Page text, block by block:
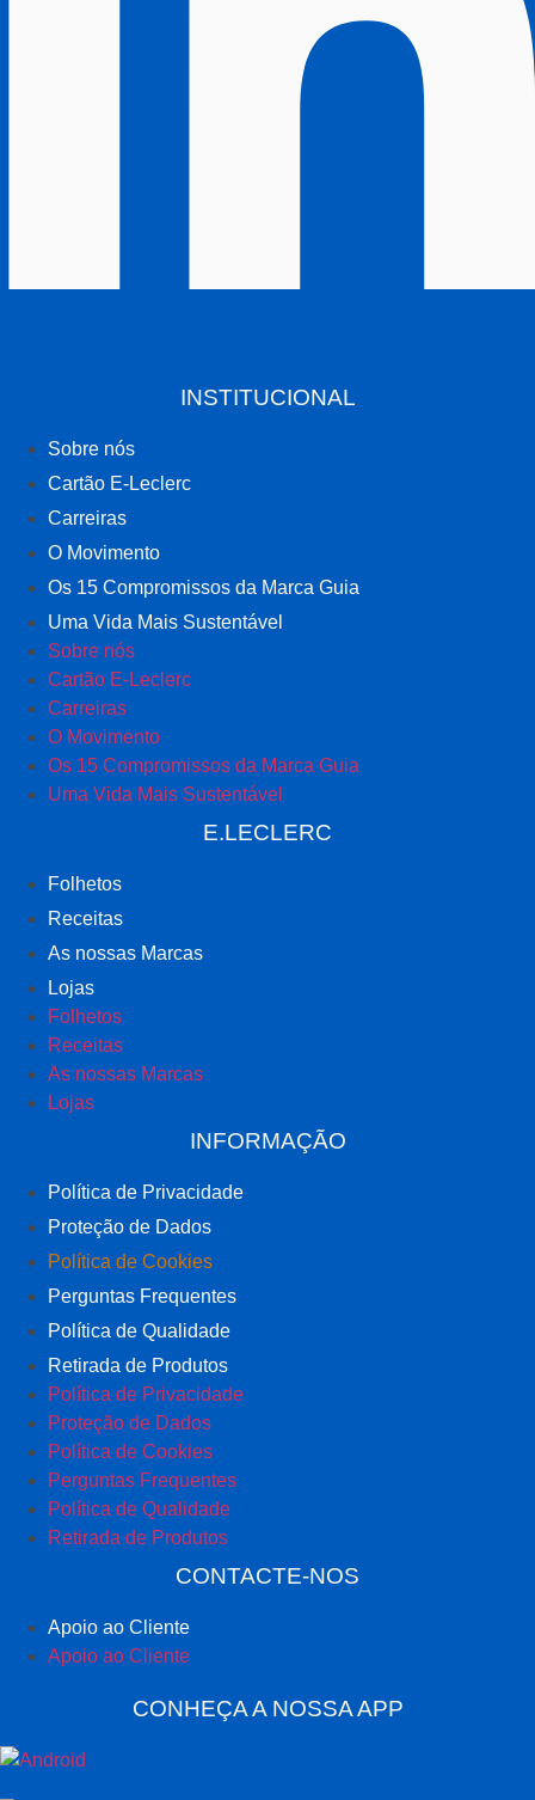
INSTITUCIONAL
Sobre nós
Cartão E-Leclerc
Carreiras
O Movimento
Os 15 Compromissos da Marca Guia
Uma Vida Mais Sustentável
Sobre nós
Cartão E-Leclerc
Carreiras
O Movimento
Os 15 Compromissos da Marca Guia
Uma Vida Mais Sustentável
E.LECLERC
Folhetos
Receitas
As nossas Marcas
Lojas
Folhetos
Receitas
As nossas Marcas
Lojas
INFORMAÇÃO
Política de Privacidade
Proteção de Dados
Política de Cookies
Perguntas Frequentes
Política de Qualidade
Retirada de Produtos
Política de Privacidade
Proteção de Dados
Política de Cookies
Perguntas Frequentes
Política de Qualidade
Retirada de Produtos
CONTACTE-NOS
Apoio ao Cliente
Apoio ao Cliente
CONHEÇA A NOSSA APP